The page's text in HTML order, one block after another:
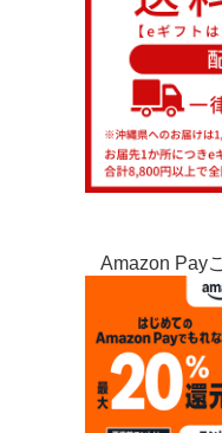
Amazon Pay